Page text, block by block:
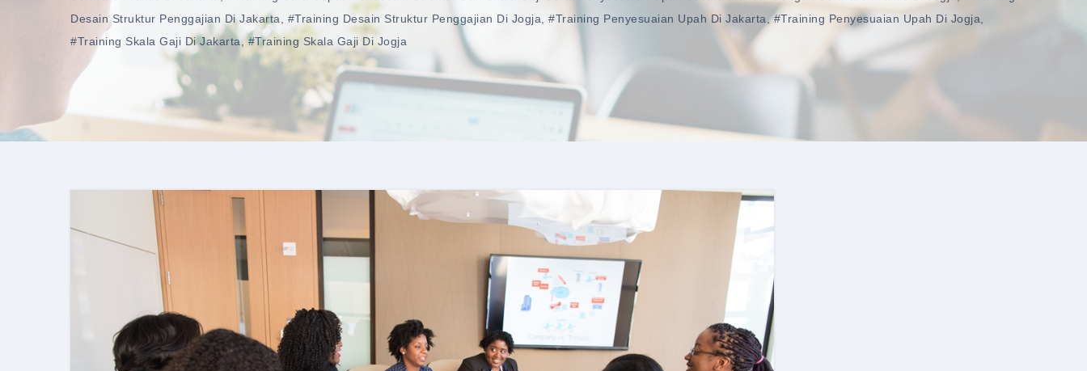
Desain Struktur Penggajian Di Jakarta
#training Desain Struktur Penggajian Di Jogja #training Penyesuaian Upah Di Jakarta ,#training Penyesuaian Upah Di Jogja
#training Skala Gaji Di Jakarta,#training Skala Gaji Di Jogja